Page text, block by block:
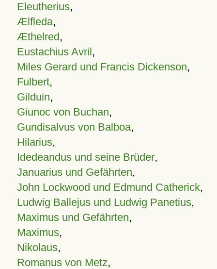
Eleutherius,
Ælfleda,
Æthelred,
Eustachius Avril,
Miles Gerard und Francis Dickenson,
Fulbert,
Gilduin,
Giunoc von Buchan,
Gundisalvus von Balboa,
Hilarius,
Idedeandus und seine Brüder,
Januarius und Gefährten,
John Lockwood und Edmund Catherick,
Ludwig Ballejus und Ludwig Panetius,
Maximus und Gefährten,
Maximus,
Nikolaus,
Romanus von Metz,